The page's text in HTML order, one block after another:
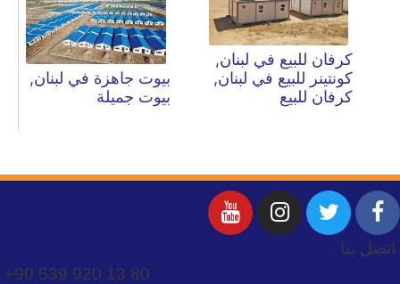
كرفان للبيع في لبنان,
كونتينر للبيع في لبنان,
كرفان للبيع
بيوت جاهزة في لبنان,
بيوت جميلة
اتصل بنا
+90 539 920 13 80